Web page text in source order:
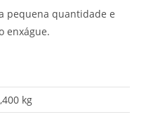
pequena quantidade e
enxágue.
kg